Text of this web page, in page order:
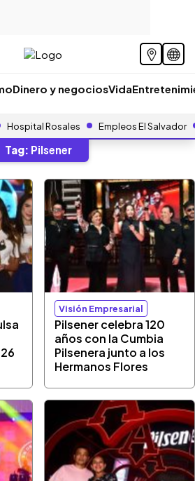
Dinero y negociosVida
Hospital Rosales Empleos El Salvador
Tag: Pilsener
Visión Empresarial
Pilsener celebra 120
años con la Cumbia
Pilsenera junto a los
Hermanos Flores